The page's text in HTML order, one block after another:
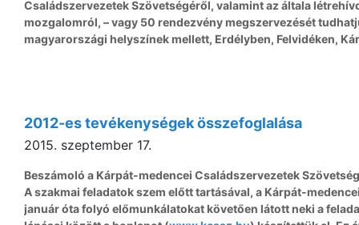
Családszervezetek Szövetségéről, valamint az általa
mozgalomról, – vagy 50 rendezvény megszervezését
magyarországi helyszínek mellett, Erdélyben, Felvidéken,
2012-es tevékenységek összefoglalása
2015. szeptember 17.
Beszámoló a Kárpát-medencei Családszervezetek
A szakmai feladatok szem előtt tartásával, a Kárpát-
január óta folyó előmunkálatokat követően látott neki a